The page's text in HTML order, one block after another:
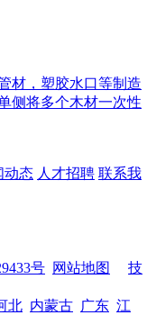
材，塑胶水口等制造
侧将多个木材一次性
动态 人才招聘 联系我
号 网站地图
技
北 内蒙古 广东 江